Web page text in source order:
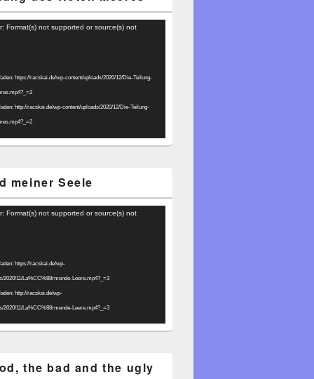
Format(s) not supported or source(s) not
https://racskai.de/wp-content/uploads/2020/12/Die-Teilung-
http://racskai.de/wp-content/uploads/2020/12/Die-Teilung-
meiner Seele
Format(s) not supported or source(s) not
https://racskai.de/wp-
2020/11/La%CC%88rmende-Leere.mp4?_=3
http://racskai.de/wp-
2020/11/La%CC%88rmende-Leere.mp4?_=3
the bad and the ugly